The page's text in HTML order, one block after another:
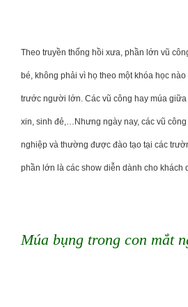
Theo truyền thống hồi xưa, phần lớn vũ
bé, không phải vì họ theo một khóa học
trước người lớn. Các vũ công hay múa
xin, sinh đẻ,…Nhưng ngày nay, các vũ
nghiệp và thường được đào tạo tại các
phần lớn là các show diễn dành cho khách
Múa bụng trong con mắt